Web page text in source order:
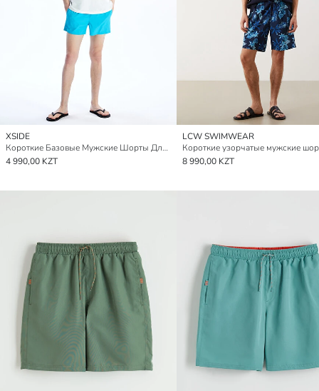
XSIDE
Короткие Базовые Мужские Шорты Для Плавания
4 990,00 KZT
LCW SWIMWEAR
8 990,00 KZT